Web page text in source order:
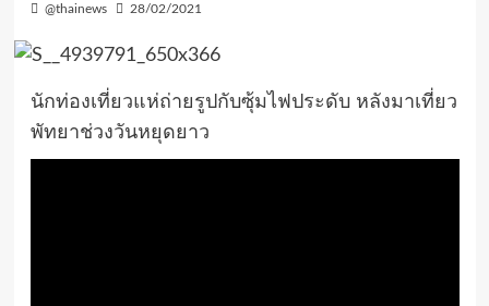
@thainews 28/02/2021
นักท่องเที่ยวแห่ถ่ายรูปกับซุ้มไฟประดับ หลังมาเที่ยว
พัทยาช่วงวันหยุดยาว